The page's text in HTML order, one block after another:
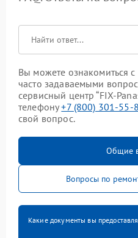
Вы можете ознакомиться
часто задаваемыми
сервисный центр “FIX-
телефону+7 (800) 301-55-
свой вопрос.
Общие
Вопросы по
Какие документы вы